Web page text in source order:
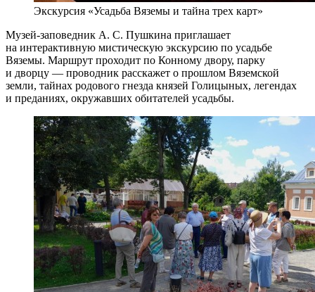
Экскурсия «Усадьба Вяземы и тайна трех карт»
Музей-заповедник А. С. Пушкина приглашает
на интерактивную мистическую экскурсию по усадьбе
Вяземы. Маршрут проходит по Конному двору, парку
и дворцу — проводник расскажет о прошлом Вяземской
земли, тайнах родового гнезда князей Голицыных, легендах
и преданиях, окружавших обитателей усадьбы.